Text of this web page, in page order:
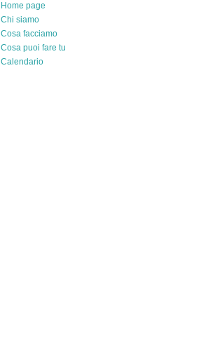
Home page
Chi siamo
Cosa facciamo
Cosa puoi fare tu
Calendario